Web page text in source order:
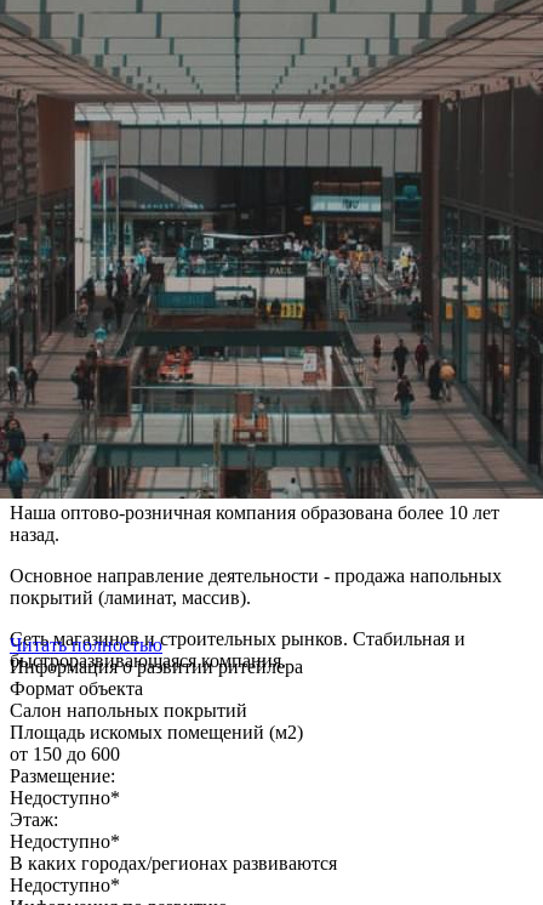
7
Количество объектов в России
7
Представлены в регионах
Москва,Мытищи
Изменить
Наличие франчайзинга
Нет
О компании Сильный Пол
Наша оптово-розничная компания образована более 10 лет
назад.
Основное направление деятельности - продажа напольных
покрытий (ламинат, массив).
Сеть магазинов и строительных рынков. Стабильная и
быстроразвивающаяся компания.
Читать полностью
Информация о развитии ритейлера
Формат объекта
Салон напольных покрытий
Площадь искомых помещений (м2)
от 150 до 600
Размещение:
Недоступно*
Этаж:
Недоступно*
В каких городах/регионах развиваются
Недоступно*